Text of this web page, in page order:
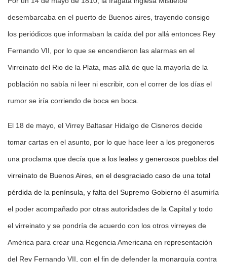
desembarcaba en el puerto de Buenos aires, trayendo consigo
los periódicos que informaban la caída del por allá entonces Rey
Fernando VII, por lo que se encendieron las alarmas en el
Virreinato del Rio de la Plata, mas allá de que la mayoría de la
población no sabía ni leer ni escribir, con el correr de los días el
rumor se iría corriendo de boca en boca.
El 18 de mayo, el Virrey Baltasar Hidalgo de Cisneros decide
tomar cartas en el asunto, por lo que hace leer a los pregoneros
una proclama que decía que a los leales y generosos pueblos del
virreinato de Buenos Aires, en el desgraciado caso de una total
pérdida de la península, y falta del Supremo Gobierno él asumiría
el poder acompañado por otras autoridades de la Capital y todo
el virreinato y se pondría de acuerdo con los otros virreyes de
América para crear una Regencia Americana en representación
del Rey Fernando VII, con el fin de defender la monarquía contra